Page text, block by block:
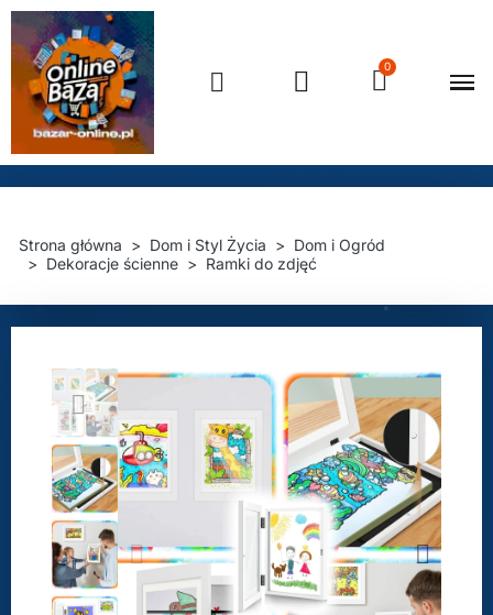
Strona główna Dom i Styl Życia
Dom i Ogród
Dekoracje ścienne
Ramki do zdjęć